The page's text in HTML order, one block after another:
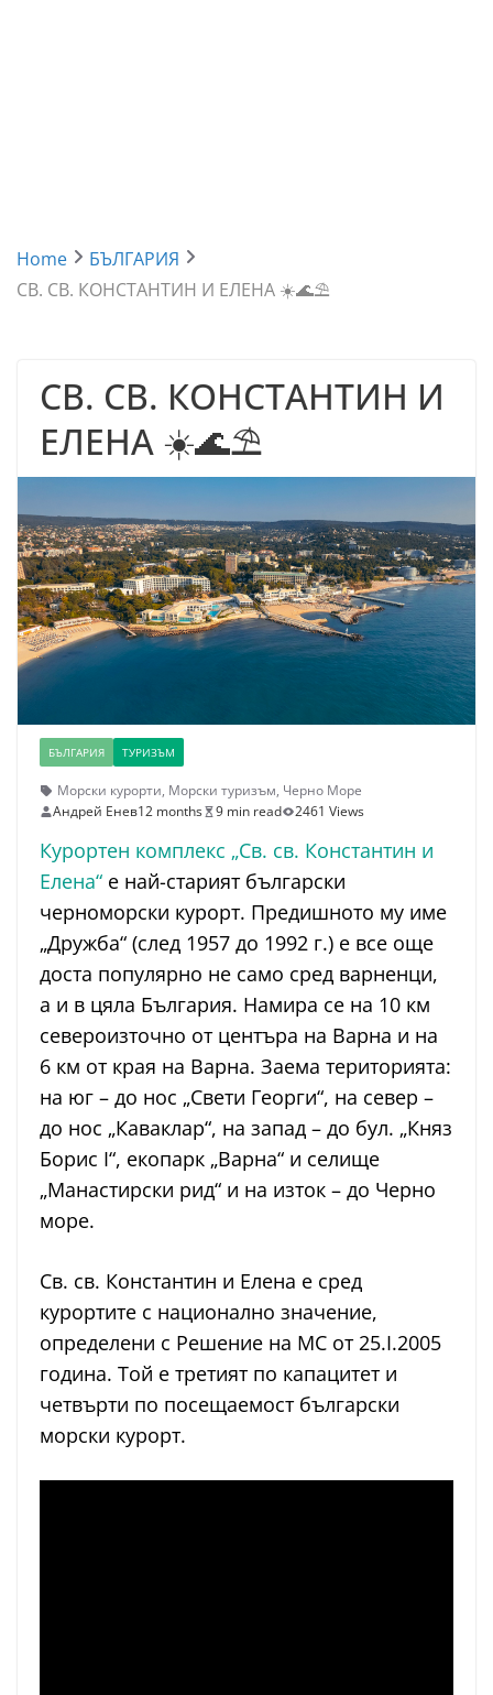
Home
БЪЛГАРИЯ
СВ. СВ. КОНСТАНТИН И ЕЛЕНА ☀️🌊⛱
СВ. СВ. КОНСТАНТИН И
ЕЛЕНА ☀️🌊⛱
БЪЛГАРИЯ ТУРИЗЪМ
Морски курорти, Морски туризъм, Черно Море
Андрей Енев12 months 9 min read 2461 Views
Курортен комплекс „Св. св. Константин и
Елена“ е най-старият български
черноморски курорт. Предишното му име
„Дружба“ (след 1957 до 1992 г.) е все още
доста популярно не само сред варненци,
а и в цяла България. Намира се на 10 км
североизточно от центъра на Варна и на
6 км от края на Варна. Заема територията:
на юг – до нос „Свети Георги“, на север –
до нос „Каваклар“, на запад – до бул. „Княз
Борис I“, екопарк „Варна“ и селище
„Манастирски рид“ и на изток – до Черно
море.
Св. св. Константин и Елена е сред
курортите с национално значение,
определени с Решение на МС от 25.І.2005
година. Той е третият по капацитет и
четвърти по посещаемост български
морски курорт.